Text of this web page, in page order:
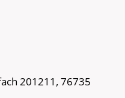
201211, 76735